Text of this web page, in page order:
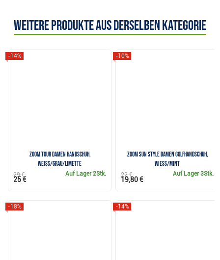
Weitere Produkte aus derselben Kategorie
Zoom Tour Damen Handschuh,
weiss/grau/limette
-14%
Auf Lager2Stk.
29 €
25 €
Zoom Sun Style Damen Golfhandschuh,
wiess/mint
-10%
Auf Lager3Stk.
22 €
19,80 €
-18% -14%